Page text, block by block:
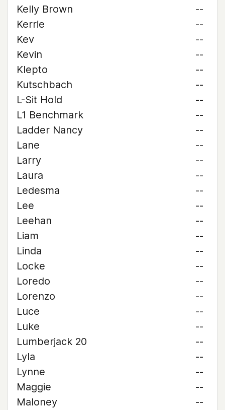
Kelly Brown
--
Kerrie
--
Kev
--
Kevin
--
Klepto
--
Kutschbach
--
L-Sit Hold
--
L1 Benchmark
--
Ladder Nancy
--
Lane
--
Larry
--
Laura
--
Ledesma
--
Lee
--
Leehan
--
Liam
--
Linda
--
Locke
--
Loredo
--
Lorenzo
--
Luce
--
Luke
--
Lumberjack 20
--
Lyla
--
Lynne
--
Maggie
--
Maloney
--